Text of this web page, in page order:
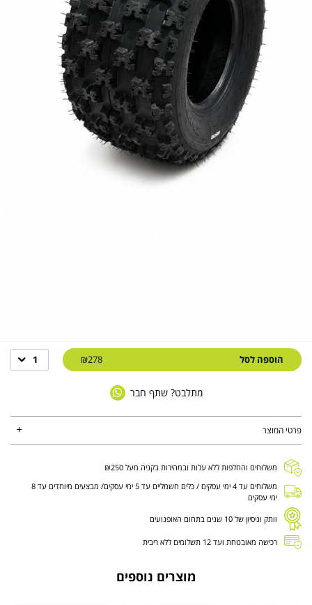
הוספה לסל ₪278
1
מתלבט? שתף חבר
פרטי המוצר
משלוחים והחלפות ללא עלות ובמהירות בקניה מעל ₪250
משלוחים עד 4 ימי עסקים / כלים חשמליים עד 5 ימי עסקים/ מבצעים מיוחדים עד 8
ימי עסקים
וותק וניסיון של 10 שנים בתחום האופנועים
רכישה מאובטחת ועד 12 תשלומים ללא ריבית
מוצרים נוספים